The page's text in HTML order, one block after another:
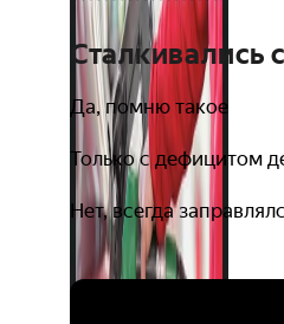
Сталкивались
Да, помню такое
Только с дефицитом
Нет, всегда